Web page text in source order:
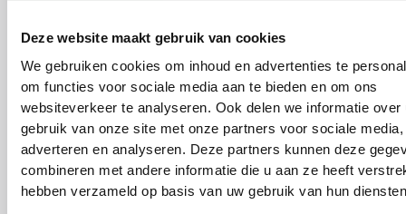
Deze website maakt gebruik van cookies
We gebruiken cookies om inhoud en advertenties te
om functies voor sociale media aan te bieden en om ons
websiteverkeer te analyseren. Ook delen we informatie over
gebruik van onze site met onze partners voor sociale media,
adverteren en analyseren. Deze partners kunnen deze
combineren met andere informatie die u aan ze heeft
hebben verzameld op basis van uw gebruik van hun
8.6 / 10 1.280 reviews
Niks missen? volg ons!